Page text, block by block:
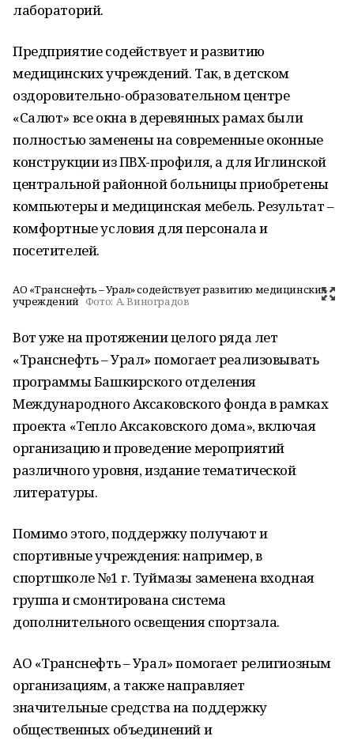
лабораторий.
Предприятие содействует и развитию
медицинских учреждений. Так, в детском
оздоровительно-образовательном центре
«Салют» все окна в деревянных рамах были
полностью заменены на современные оконные
конструкции из ПВХ-профиля, а для Иглинской
центральной районной больницы приобретены
компьютеры и медицинская мебель. Результат –
комфортные условия для персонала и
посетителей.
АО «Транснефть – Урал» содействует развитию медицинских
учреждений Фото: А. Виноградов
Вот уже на протяжении целого ряда лет
«Транснефть – Урал» помогает реализовывать
программы Башкирского отделения
Международного Аксаковского фонда в рамках
проекта «Тепло Аксаковского дома», включая
организацию и проведение мероприятий
различного уровня, издание тематической
литературы.
Помимо этого, поддержку получают и
спортивные учреждения: например, в
спортшколе №1 г. Туймазы заменена входная
группа и смонтирована система
дополнительного освещения спортзала.
АО «Транснефть – Урал» помогает религиозным
организациям, а также направляет
значительные средства на поддержку
общественных объединений и